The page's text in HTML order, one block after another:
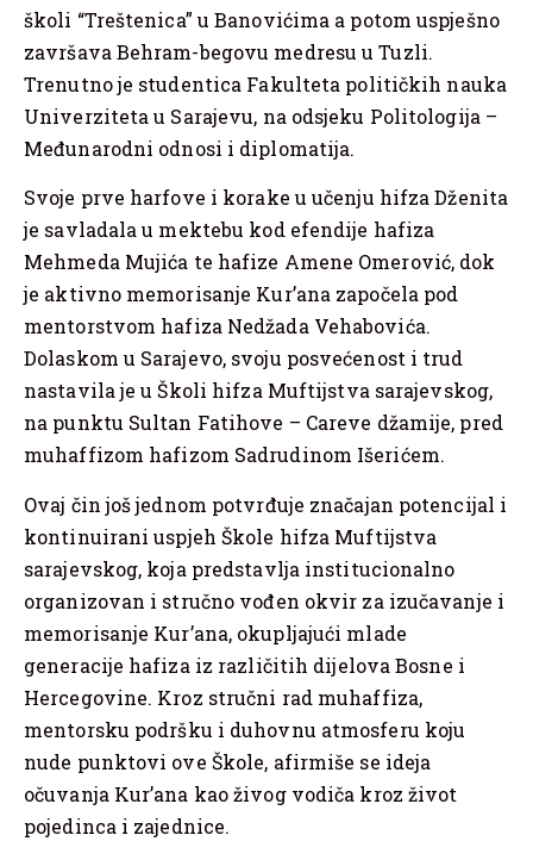
školi “Treštenica” u Banovićima a potom uspješno
završava Behram-begovu medresu u Tuzli.
Trenutno je studentica Fakulteta političkih nauka
Univerziteta u Sarajevu, na odsjeku Politologija –
Međunarodni odnosi i diplomatija.
Svoje prve harfove i korake u učenju hifza Dženita
je savladala u mektebu kod efendije hafiza
Mehmeda Mujića te hafize Amene Omerović, dok
je aktivno memorisanje Kur’ana započela pod
mentorstvom hafiza Nedžada Vehabovića.
Dolaskom u Sarajevo, svoju posvećenost i trud
nastavila je u Školi hifza Muftijstva sarajevskog,
na punktu Sultan Fatihove – Careve džamije, pred
muhaffizom hafizom Sadrudinom Išerićem.
Ovaj čin još jednom potvrđuje značajan potencijal i
kontinuirani uspjeh Škole hifza Muftijstva
sarajevskog, koja predstavlja institucionalno
organizovan i stručno vođen okvir za izučavanje i
memorisanje Kur’ana, okupljajući mlade
generacije hafiza iz različitih dijelova Bosne i
Hercegovine. Kroz stručni rad muhaffiza,
mentorsku podršku i duhovnu atmosferu koju
nude punktovi ove Škole, afirmiše se ideja
očuvanja Kur’ana kao živog vodiča kroz život
pojedinca i zajednice.